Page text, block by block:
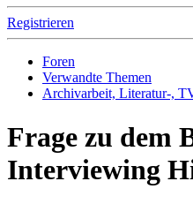
Registrieren
Foren
Verwandte Themen
Archivarbeit, Literatur-,
Frage zu dem
Interviewing